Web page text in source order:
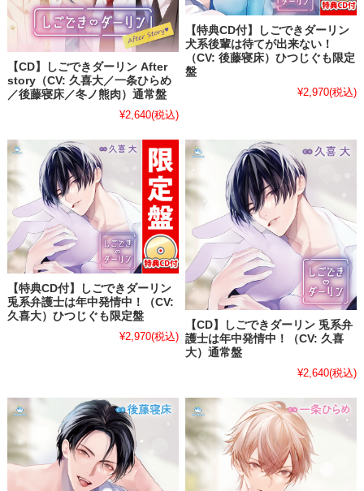
【CD】しごできダーリン After
story（CV: 久喜大／一条ひらめ
／後藤寝床／冬ノ熊肉）通常盤
¥2,640(税込)
【特典CD付】しごできダーリン
犬系後輩は待てが出来ない！
（CV: 後藤寝床）ひつじぐも限定
盤
¥2,970(税込)
【特典CD付】しごできダーリン
兎系弁護士は年中発情中！（CV:
久喜大）ひつじぐも限定盤
¥2,970(税込)
【CD】しごできダーリン 兎系弁
護士は年中発情中！（CV: 久喜
大）通常盤
¥2,640(税込)